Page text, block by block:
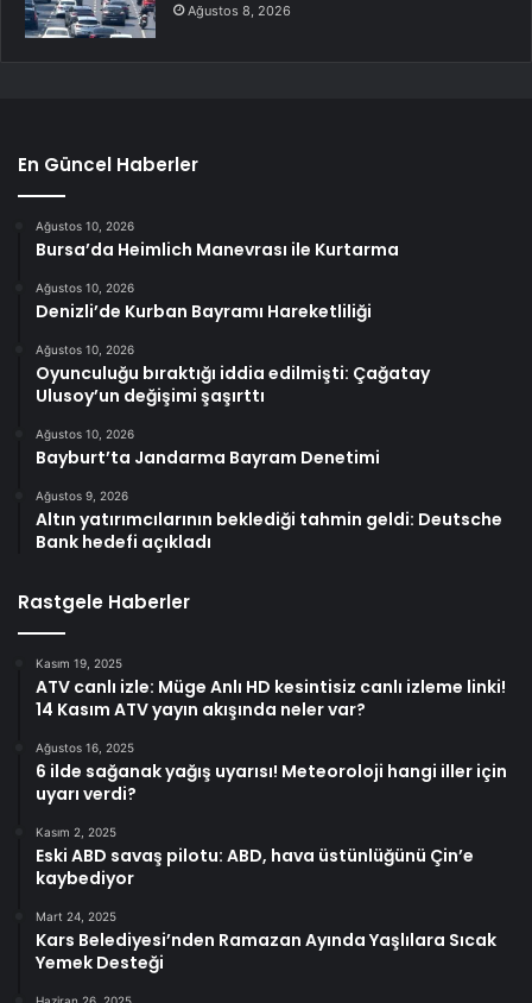
Ağustos 8, 2026
En Güncel Haberler
Ağustos 10, 2026
Bursa’da Heimlich Manevrası ile Kurtarma
Ağustos 10, 2026
Denizli’de Kurban Bayramı Hareketliliği
Ağustos 10, 2026
Oyunculuğu bıraktığı iddia edilmişti: Çağatay
Ulusoy’un değişimi şaşırttı
Ağustos 10, 2026
Bayburt’ta Jandarma Bayram Denetimi
Ağustos 9, 2026
Altın yatırımcılarının beklediği tahmin geldi: Deutsche
Bank hedefi açıkladı
Rastgele Haberler
Kasım 19, 2025
ATV canlı izle: Müge Anlı HD kesintisiz canlı izleme linki!
14 Kasım ATV yayın akışında neler var?
Ağustos 16, 2025
6 ilde sağanak yağış uyarısı! Meteoroloji hangi iller için
uyarı verdi?
Kasım 2, 2025
Eski ABD savaş pilotu: ABD, hava üstünlüğünü Çin’e
kaybediyor
Mart 24, 2025
Kars Belediyesi’nden Ramazan Ayında Yaşlılara Sıcak
Yemek Desteği